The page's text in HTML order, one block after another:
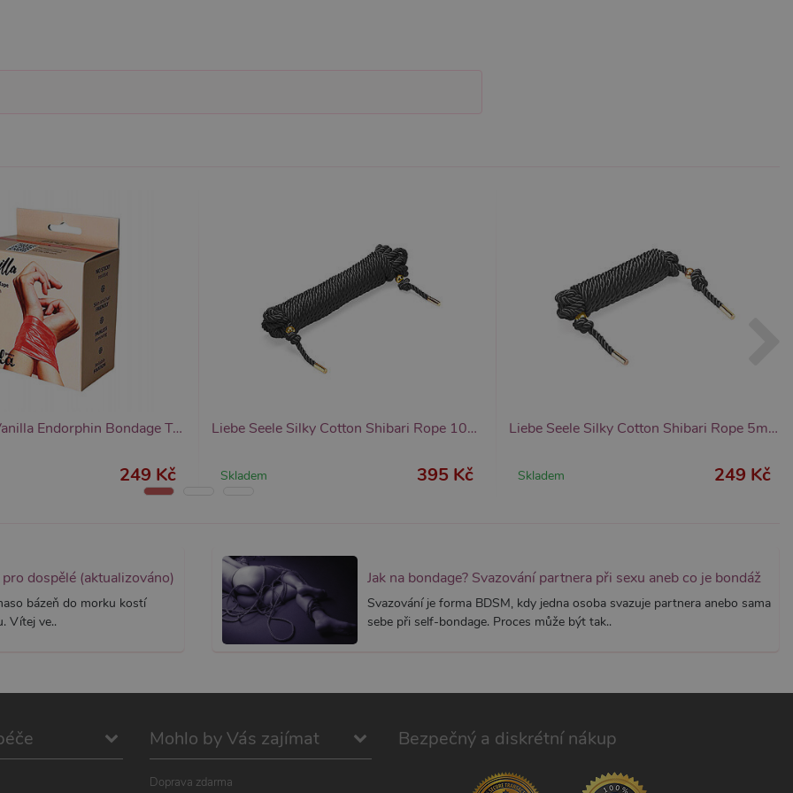
Lola Games Vanilla Endorphin Bondage Tape 20m (Red), sexy páska na svazování
249 Kč
Liebe Seele Silky Cotton Shibari Rope 10m (Black), svazovací lano
Skladem 395 Kč
Liebe Seele Silky Cotton Shibari Rope 5m (Black), svazovací lano
Skladem 249 Kč
dospělé (aktualizováno)
bázeň do morku kostí
Vítej ve..
Jak na bondage? Svazování partnera při sexu aneb co je bondáž
Svazování je forma BDSM, kdy jedna osoba svazuje partnera anebo sama
sebe při self-bondage. Proces může být tak..
Mohlo by Vás zajímat
Doprava zdarma
Bezpečný a diskrétní nákup
umožňují základní funkce webových stránek, jako je přihlášení uživatele a správa účtu. Webové stránky nelze
cookie správně používat.
LLC
měsíců
měsíc
Tento soubor cookie obsahuje informace o relaci. Je nezbytný pro správnou
Popis
přiřazením náhodně vygenerovaného čísla jako identifikátoru klienta. Je součástí každého požadavku na
stránku na webu a slouží k výpočtu údajů o návštěvnících, relacích a kampaních pro analytické přehledy
Vyprší Popis